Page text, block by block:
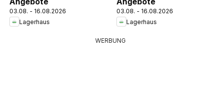
03.08. - 16.08.2026
Lagerhaus
03.08. - 16.08.2026
Lagerhaus
WERBUNG